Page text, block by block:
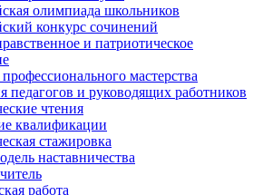
олимпиада школьников
конкурс сочинений
и патриотическое
мастерства
педагогов и руководящих работников
чтения
квалификации
стажировка
наставничества
работа